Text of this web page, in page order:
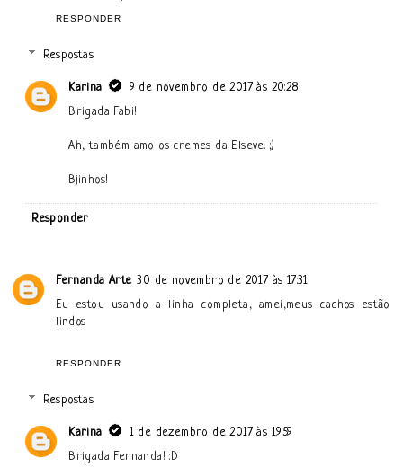
RESPONDER
Respostas
Karina
9 de novembro de 2017 às 20:28
Brigada Fabi!
Ah, também amo os cremes da Elseve. ;)
Bjinhos!
Responder
Fernanda Arte 30 de novembro de 2017 às 17:31
Eu estou usando a linha completa, amei,meus cachos estão
lindos
RESPONDER
Respostas
Karina
1 de dezembro de 2017 às 19:59
Brigada Fernanda! :D